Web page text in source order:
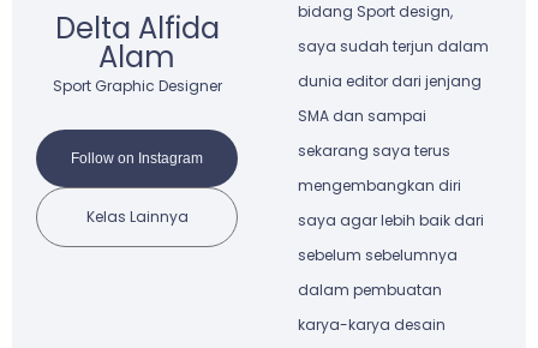
Delta Alfida
Alam
Sport Graphic Designer
Follow on Instagram
Kelas Lainnya
bidang Sport design,
saya sudah terjun dalam
dunia editor dari jenjang
SMA dan sampai
sekarang saya terus
mengembangkan diri
saya agar lebih baik dari
sebelum sebelumnya
dalam pembuatan
karya-karya desain